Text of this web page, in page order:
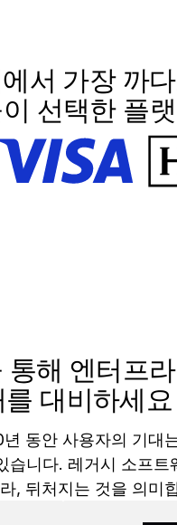
서 가장 까
선택한 플
통해 엔터프
를 대비하세요
동안 사용자의 기대
니다. 레거시 소프
, 뒤처지는 것을 의미